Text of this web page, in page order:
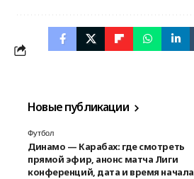
Новые публикации
Футбол
Динамо — Карабах: где смотреть
прямой эфир, анонс матча Лиги
конференций, дата и время начала